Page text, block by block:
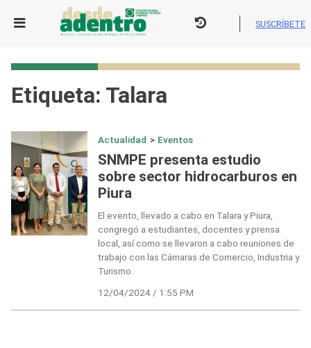
SUSCRÍBETE
Etiqueta: Talara
Actualidad > Eventos
SNMPE presenta estudio
sobre sector hidrocarburos en
Piura
El evento, llevado a cabo en Talara y Piura,
congregó a estudiantes, docentes y prensa
local, así como se llevaron a cabo reuniones de
trabajo con las Cámaras de Comercio, Industria y
Turismo.
12/04/2024 / 1:55 PM